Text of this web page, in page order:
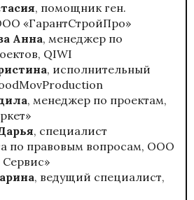
, помощник ген.
«ГарантСтройПро»
Анна, менеджер по
QIWI
, исполнительный
, менеджер по проектам,
, специалист
по правовым вопросам, ООО
, ведущий специалист,